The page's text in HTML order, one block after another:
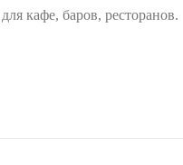
кафе, баров, ресторанов.